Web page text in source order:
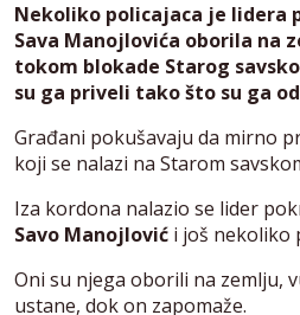
Nekoliko policajaca je lidera
Sava Manojlovića oborila na
tokom blokade Starog
su ga priveli tako što su ga
Građani pokušavaju da mirno
koji se nalazi na Starom
Iza kordona nalazio se lider
Savo Manojlović i još nekoliko
Oni su njega oborili na zemlju,
ustane, dok on zapomaže.